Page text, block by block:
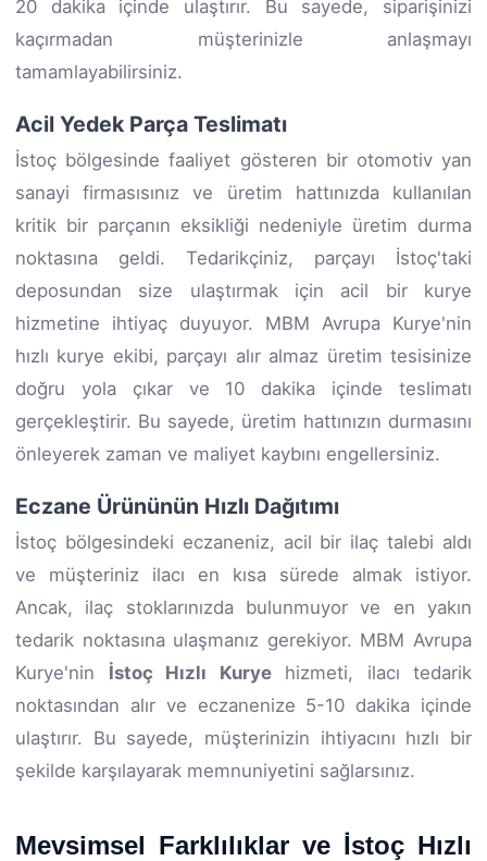
20 dakika içinde ulaştırır. Bu sayede, siparişinizi
kaçırmadan müşterinizle anlaşmayı
tamamlayabilirsiniz.
Acil Yedek Parça Teslimatı
İstoç bölgesinde faaliyet gösteren bir otomotiv yan
sanayi firmasısınız ve üretim hattınızda kullanılan
kritik bir parçanın eksikliği nedeniyle üretim durma
noktasına geldi. Tedarikçiniz, parçayı İstoç'taki
deposundan size ulaştırmak için acil bir kurye
hizmetine ihtiyaç duyuyor. MBM Avrupa Kurye'nin
hızlı kurye ekibi, parçayı alır almaz üretim tesisinize
doğru yola çıkar ve 10 dakika içinde teslimatı
gerçekleştirir. Bu sayede, üretim hattınızın durmasını
önleyerek zaman ve maliyet kaybını engellersiniz.
Eczane Ürününün Hızlı Dağıtımı
İstoç bölgesindeki eczaneniz, acil bir ilaç talebi aldı
ve müşteriniz ilacı en kısa sürede almak istiyor.
Ancak, ilaç stoklarınızda bulunmuyor ve en yakın
tedarik noktasına ulaşmanız gerekiyor. MBM Avrupa
Kurye'nin İstoç Hızlı Kuryehizmeti, ilacı tedarik
noktasından alır ve eczanenize 5-10 dakika içinde
ulaştırır. Bu sayede, müşterinizin ihtiyacını hızlı bir
şekilde karşılayarak memnuniyetini sağlarsınız.
Mevsimsel Farklılıklar ve İstoç Hızlı